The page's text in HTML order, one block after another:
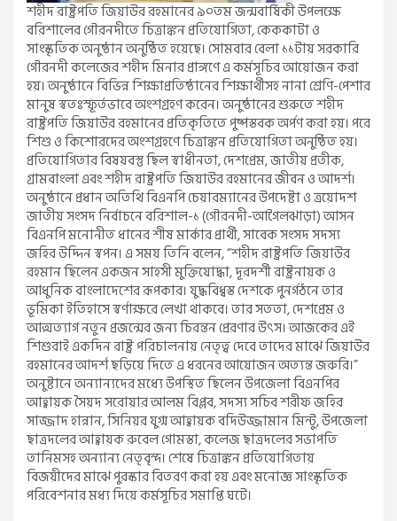
‎শহীদ রাষ্ট্রপতি জিয়াউর রহমানের ৯০তম জন্মবার্ষিকী উপলক্ষে
বরিশালের গৌরনদীতে চিত্রাঙ্কন প্রতিযোগিতা, কেককাটা ও
সাংস্কৃতিক অনুষ্ঠান অনুষ্ঠিত হয়েছে। সোমবার বেলা ১১টায় সরকারি
গৌরনদী কলেজের শহীদ মিনার প্রাঙ্গণে এ কর্মসূচির আয়োজন করা
হয়। অনুষ্ঠানে বিভিন্ন শিক্ষাপ্রতিষ্ঠানের শিক্ষার্থীসহ নানা শ্রেণি-পেশার
মানুষ স্বতঃস্ফূর্তভাবে অংশগ্রহণ করেন। ‎অনুষ্ঠানের শুরুতে শহীদ
রাষ্ট্রপতি জিয়াউর রহমানের প্রতিকৃতিতে পুষ্পস্তবক অর্পণ করা হয়। পরে
শিশু ও কিশোরদের অংশগ্রহণে চিত্রাঙ্কন প্রতিযোগিতা অনুষ্ঠিত হয়।
প্রতিযোগিতার বিষয়বস্তু ছিল স্বাধীনতা, দেশপ্রেম, জাতীয় প্রতীক,
গ্রামবাংলা এবং শহীদ রাষ্ট্রপতি জিয়াউর রহমানের জীবন ও আদর্শ।
‎অনুষ্ঠানে প্রধান অতিথি বিএনপি চেয়ারম্যানের উপদেষ্টা ও ত্রয়োদশ
জাতীয় সংসদ নির্বাচনে বরিশাল-১ (গৌরনদী-আগৈলঝাড়া) আসন
বিএনপি মনোনীত ধানের শীষ মার্কার প্রার্থী, সাবেক সংসদ সদস্য
জহির উদ্দিন স্বপন। এ সময় তিনি বলেন, “শহীদ রাষ্ট্রপতি জিয়াউর
রহমান ছিলেন একজন সাহসী মুক্তিযোদ্ধা, দূরদর্শী রাষ্ট্রনায়ক ও
আধুনিক বাংলাদেশের রূপকার। যুদ্ধবিধ্বস্ত দেশকে পুনর্গঠনে তার
ভূমিকা ইতিহাসে স্বর্ণাক্ষরে লেখা থাকবে। তার সততা, দেশপ্রেম ও
আত্মত্যাগ নতুন প্রজন্মের জন্য চিরন্তন প্রেরণার উৎস। আজকের এই
শিশুরাই একদিন রাষ্ট্র পরিচালনায় নেতৃত্ব দেবে তাদের মাঝে জিয়াউর
রহমানের আদর্শ ছড়িয়ে দিতে এ ধরনের আয়োজন অত্যন্ত জরুরি।”
অনুষ্টানে অন্যান্যদের মধ্যে উপস্থিত ছিলেন উপজেলা বিএনপির
আহ্বায়ক সৈয়দ সরোয়ার আলম বিপ্লব, সদস্য সচিব শরীফ জহির
সাজ্জাদ হান্নান, সিনিয়র যুগ্ম আহ্বায়ক বদিউজ্জামান মিন্টু, উপজেলা
ছাত্রদলের আহ্বায়ক রুবেল গোমস্তা, কলেজ ছাত্রদলের সভাপতি
তানিমসহ অন্যান্য নেতৃবৃন্দ। শেষে চিত্রাঙ্কন প্রতিযোগিতায়
বিজয়ীদের মাঝে পুরস্কার বিতরণ করা হয় এবং মনোজ্ঞ সাংস্কৃতিক
পরিবেশনার মধ্য দিয়ে কর্মসূচির সমাপ্তি ঘটে।